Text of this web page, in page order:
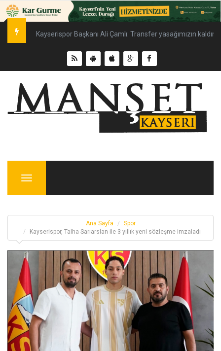
Kayserispor Başkanı Ali Çamlı: Transfer yasağımızın
Menu
Ana Sayfa
Spor
Kayserispor, Talha Sarıarslan ile 3 yıllık yeni sözleşme imzaladı